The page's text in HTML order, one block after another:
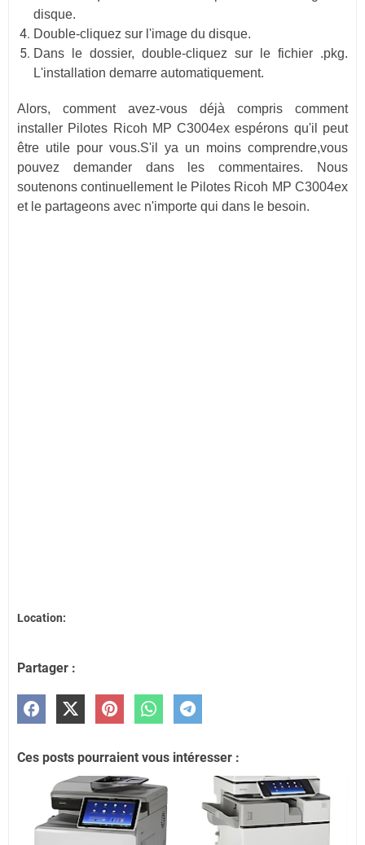
disque.
Double-cliquez sur l'image du disque.
Dans le dossier, double-cliquez sur le fichier .pkg.
L'installation demarre automatiquement.
Alors, comment avez-vous déjà compris comment
installer Pilotes Ricoh MP C3004ex espérons qu'il peut
être utile pour vous.S'il ya un moins comprendre,vous
pouvez demander dans les commentaires. Nous
soutenons continuellement le Pilotes Ricoh MP C3004ex
et le partageons avec n'importe qui dans le besoin.
Location:
Partager :
Ces posts pourraient vous intéresser :